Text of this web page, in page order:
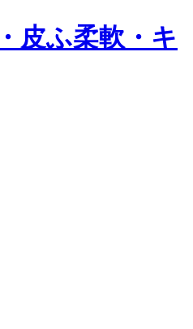
皮ふ柔軟・キ